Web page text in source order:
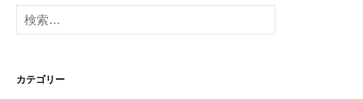
検
索:
カテゴリー